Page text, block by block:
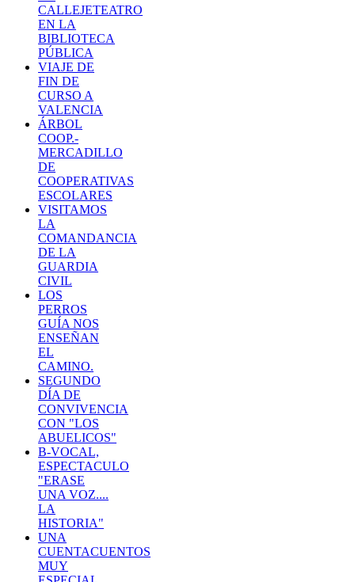
CALLEJETEATRO
EN LA
BIBLIOTECA
PÚBLICA
VIAJE DE
FIN DE
CURSO A
VALENCIA
ÁRBOL
COOP.-
MERCADILLO
DE
COOPERATIVAS
ESCOLARES
VISITAMOS
LA
COMANDANCIA
DE LA
GUARDIA
CIVIL
LOS
PERROS
GUÍA NOS
ENSEÑAN
EL
CAMINO.
SEGUNDO
DÍA DE
CONVIVENCIA
CON "LOS
ABUELICOS"
B-VOCAL,
ESPECTACULO
"ERASE
UNA VOZ....
LA
HISTORIA"
UNA
CUENTACUENTOS
MUY